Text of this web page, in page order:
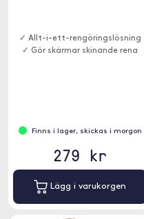
✓ Allt-i-ett-rengöringslösning
✓ Gör skärmar skinande rena
Finns i lager, skickas i morgon
279 kr
Lägg i varukorgen